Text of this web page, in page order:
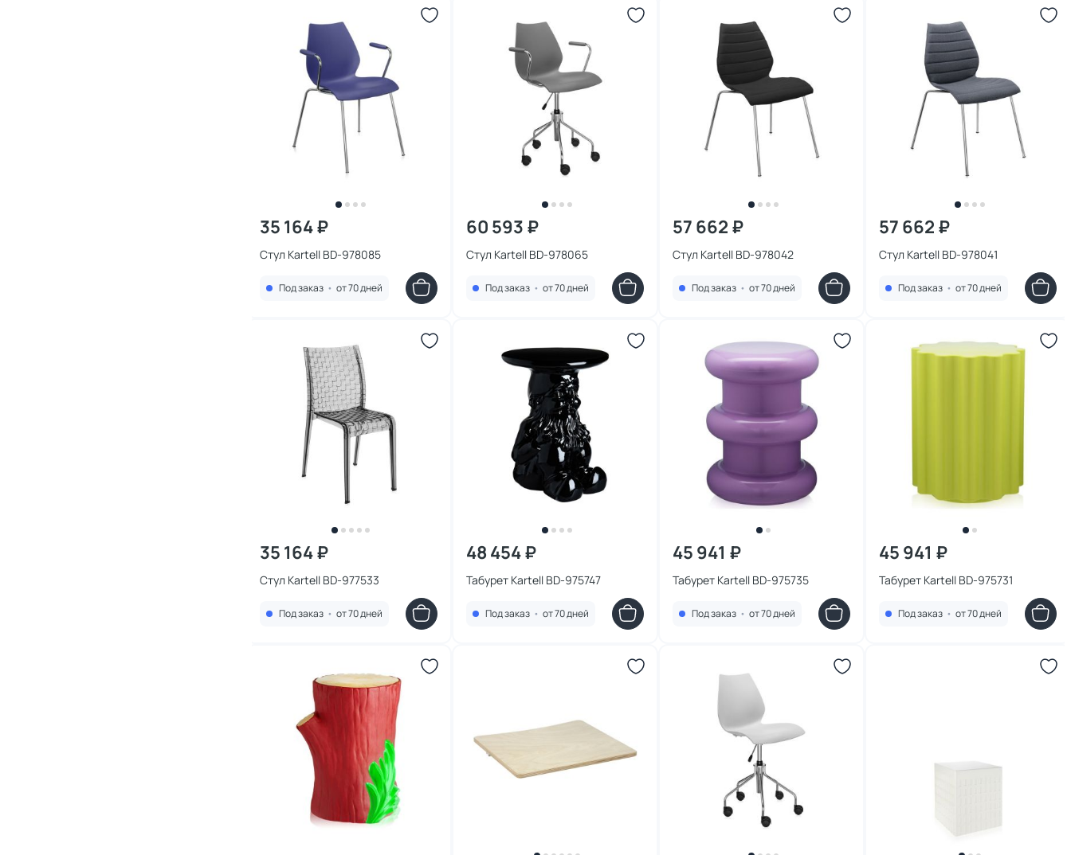
35 164 ₽
Стул Kartell BD-978085
Под заказ • от 70 дней
60 593 ₽
Стул Kartell BD-978065
Под заказ • от 70 дней
57 662 ₽
Стул Kartell BD-978042
Под заказ • от 70 дней
57 662 ₽
Стул Kartell BD-978041
Под заказ • от 70 дней
35 164 ₽
Стул Kartell BD-977533
Под заказ • от 70 дней
48 454 ₽
Табурет Kartell BD-975747
Под заказ • от 70 дней
45 941 ₽
Табурет Kartell BD-975735
Под заказ • от 70 дней
45 941 ₽
Табурет Kartell BD-975731
Под заказ • от 70 дней